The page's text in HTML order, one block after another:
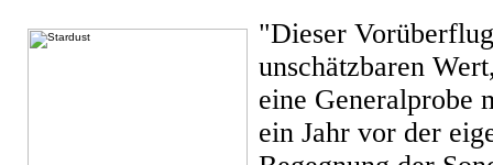
"Dieser
unschätzbaren
eine Generalprobe
ein Jahr vor der